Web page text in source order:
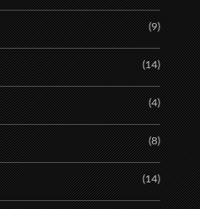
(9)
(14)
(4)
(8)
(14)